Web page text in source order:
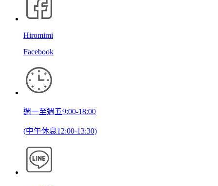
Hiromimi
Facebook
週一至週五9:00-18:00
(中午休息12:00-13:30)